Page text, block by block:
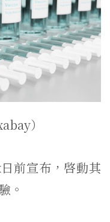
）
前宣布，啓動其
。